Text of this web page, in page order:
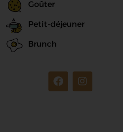
Goûter
Petit-déjeuner
Brunch